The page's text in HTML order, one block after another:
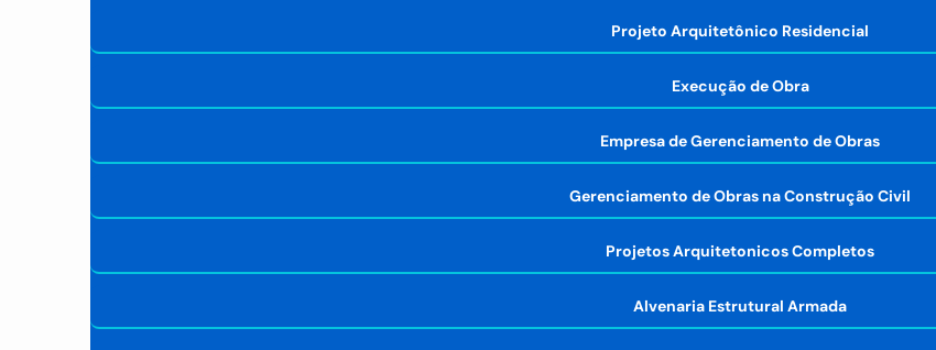
Projeto Arquitetônico Residencial
Execução de Obra
Empresa de Gerenciamento de Obras
Gerenciamento de Obras na Construção Civil
Projetos Arquitetonicos Completos
Alvenaria Estrutural Armada